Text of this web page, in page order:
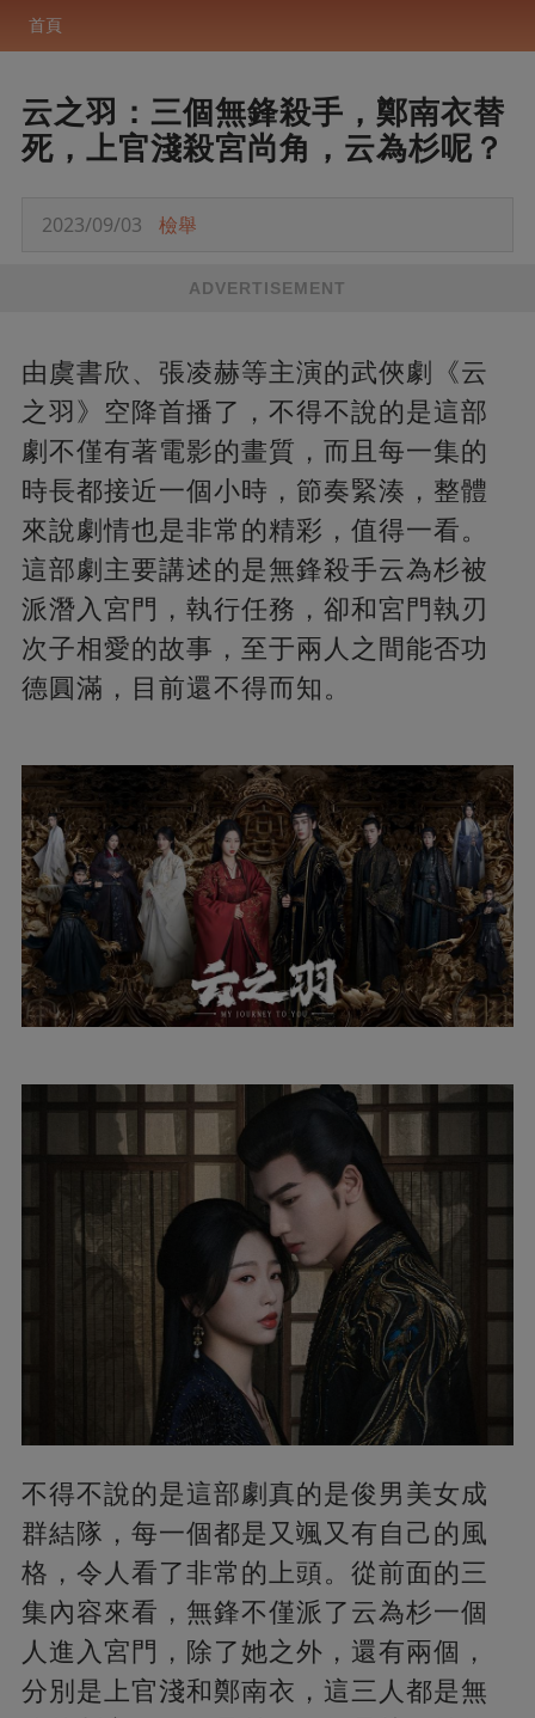
首頁
云之羽：三個無鋒殺手，鄭南衣替
死，上官淺殺宮尚角，云為杉呢？
2023/09/03 檢舉
ADVERTISEMENT
由虞書欣、張凌赫等主演的武俠劇《云
之羽》空降首播了，不得不說的是這部
劇不僅有著電影的畫質，而且每一集的
時長都接近一個小時，節奏緊湊，整體
來說劇情也是非常的精彩，值得一看。
這部劇主要講述的是無鋒殺手云為杉被
派潛入宮門，執行任務，卻和宮門執刃
次子相愛的故事，至于兩人之間能否功
德圓滿，目前還不得而知。
不得不說的是這部劇真的是俊男美女成
群結隊，每一個都是又颯又有自己的風
格，令人看了非常的上頭。從前面的三
集內容來看，無鋒不僅派了云為杉一個
人進入宮門，除了她之外，還有兩個，
分別是上官淺和鄭南衣，這三人都是無